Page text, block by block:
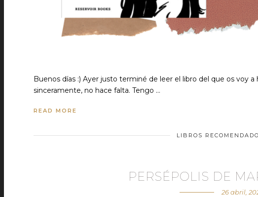
Buenos días :) Ayer justo terminé de leer el libro del que os voy
sinceramente, no hace falta. Tengo …
READ MORE
LIBROS
PERSÉPOLIS DE
26 abril,